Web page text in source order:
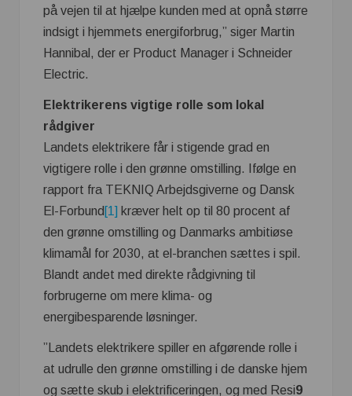
på vejen til at hjælpe kunden med at opnå større
indsigt i hjemmets energiforbrug,” siger Martin
Hannibal, der er Product Manager i Schneider
Electric.
Elektrikerens vigtige rolle som lokal
rådgiver
Landets elektrikere får i stigende grad en
vigtigere rolle i den grønne omstilling. Ifølge en
rapport fra TEKNIQ Arbejdsgiverne og Dansk
El-Forbund [1] kræver helt op til 80 procent af
den grønne omstilling og Danmarks ambitiøse
klimamål for 2030, at el-branchen sættes i spil.
Blandt andet med direkte rådgivning til
forbrugerne om mere klima- og
energibesparende løsninger.
”Landets elektrikere spiller en afgørende rolle i
at udrulle den grønne omstilling i de danske hjem
og sætte skub i elektrificeringen, og med Resi9